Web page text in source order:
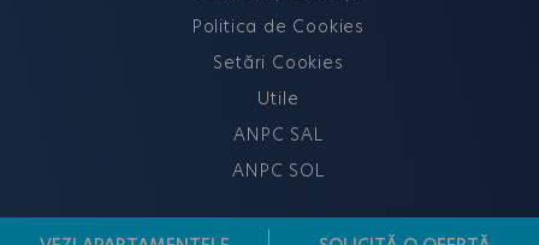
2026 © HILS Development – Toate drepturile rezervate.
Politica de Cookies
Setări Cookies
Utile
ANPC SAL
ANPC SOL